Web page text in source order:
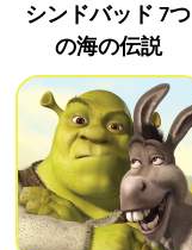
シンドバッド 7つ
の海の伝説